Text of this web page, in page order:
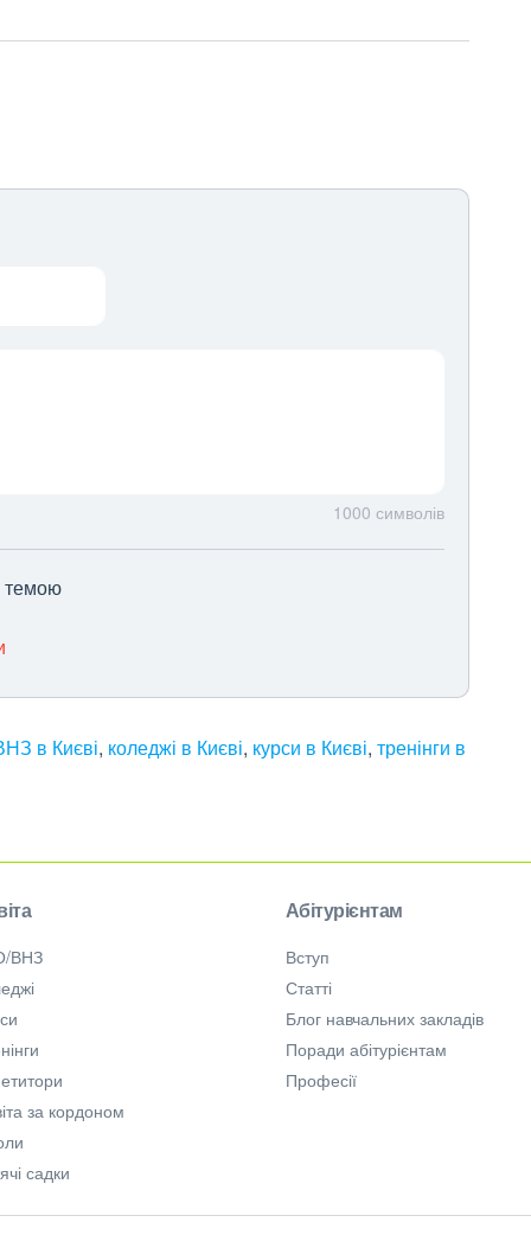
1000 символів
темою
в Києві, коледжі в Києві, курси в Києві, тренінги в
ВНЗ
за кордоном
садки
Абітурієнтам
Вступ
Статті
Блог навчальних закладів
Поради абітурієнтам
Професії